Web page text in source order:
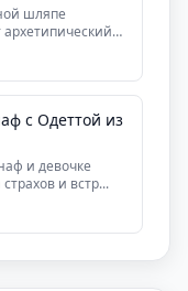
шляпе
с Одеттой из
и девочке
и встр...